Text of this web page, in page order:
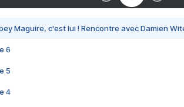
Maguire, c'est lui ! Rencontre avec Damien
6
5
4